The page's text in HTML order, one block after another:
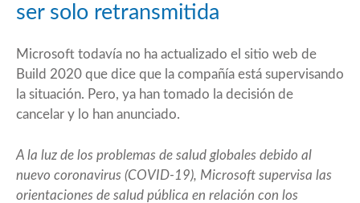
ser solo retransmitida
Microsoft todavía no ha actualizado el sitio web de
Build 2020 que dice que la compañía está supervisando
la situación. Pero, ya han tomado la decisión de
cancelar y lo han anunciado.
A la luz de los problemas de salud globales debido al
nuevo coronavirus (COVID-19), Microsoft supervisa las
orientaciones de salud pública en relación con los